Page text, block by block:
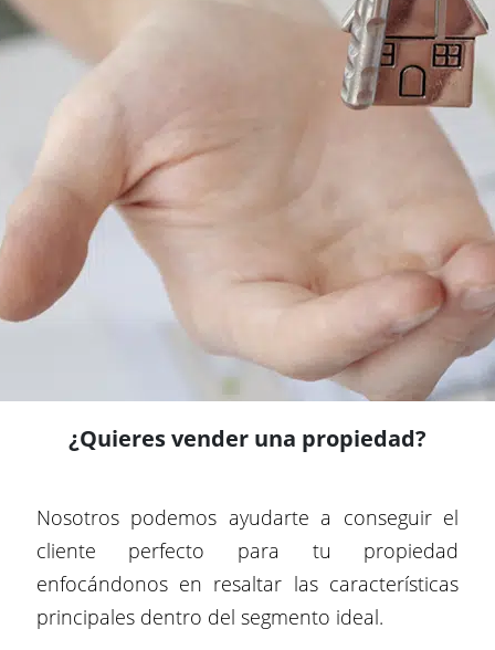
¿Quieres vender una propiedad?
Nosotros podemos ayudarte a conseguir el
cliente perfecto para tu propiedad
enfocándonos en resaltar las características
principales dentro del segmento ideal.